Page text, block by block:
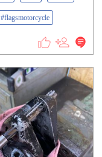
#flagsmotorcycle